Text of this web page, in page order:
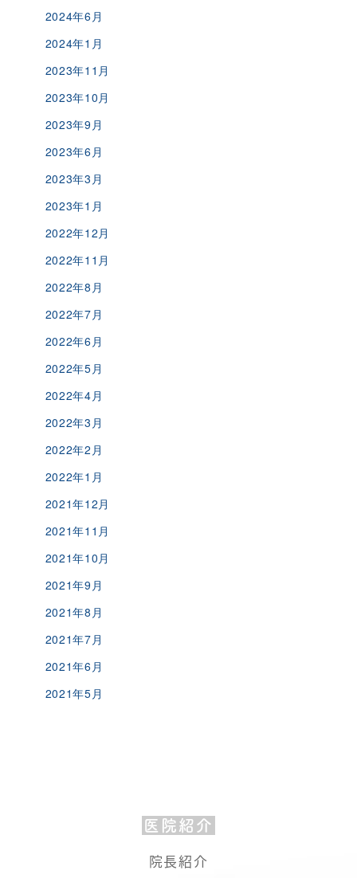
2024年6月
2024年1月
2023年11月
2023年10月
2023年9月
2023年6月
2023年3月
2023年1月
2022年12月
2022年11月
2022年8月
2022年7月
2022年6月
2022年5月
2022年4月
2022年3月
2022年2月
2022年1月
2021年12月
2021年11月
2021年10月
2021年9月
2021年8月
2021年7月
2021年6月
2021年5月
医院紹介
院長紹介